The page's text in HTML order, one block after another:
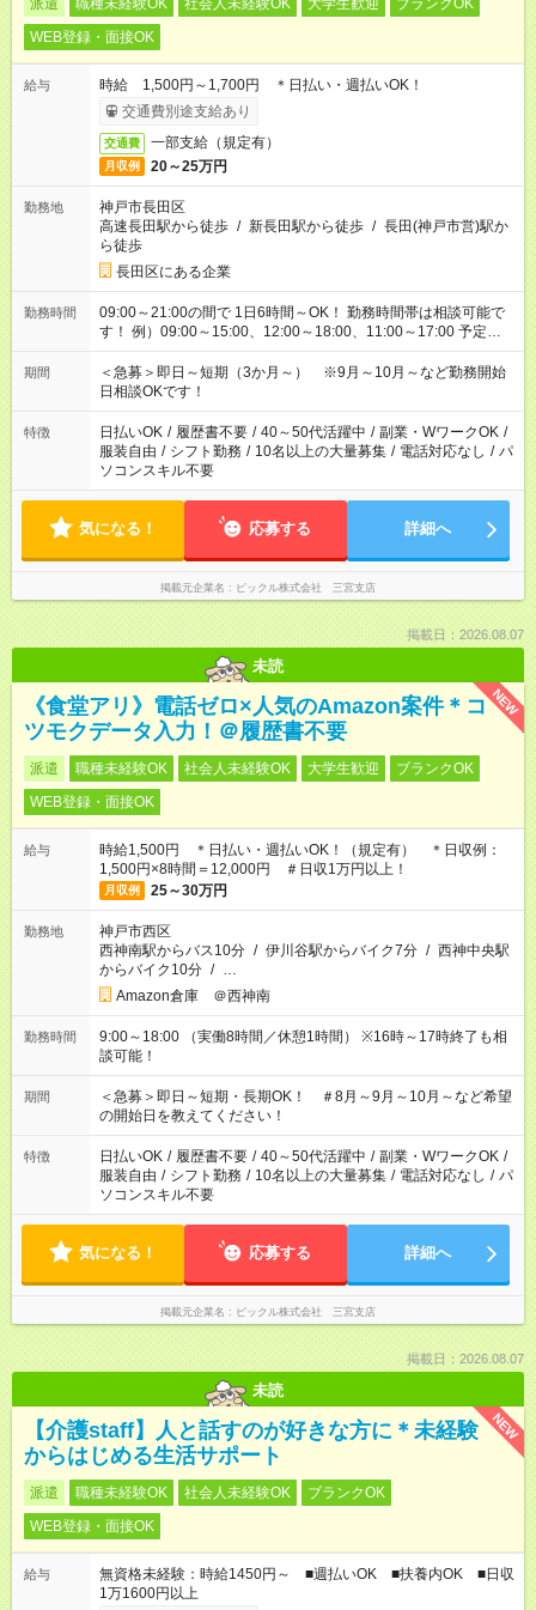
派遣 職種未経験OK 社会人未経験OK 大学生歓迎
ブランクOK
WEB登録・面接OK
給与
時給 1,500円～1,700円 ＊日払い・週払いOK！
交通費別途支給あり
交通費 一部支給（規定有）
月収例 20～25万円
勤務地
神戸市長田区
高速長田駅から徒歩 / 新長田駅から徒歩 / 長田(神戸市営)駅か
ら徒歩
長田区にある企業
勤務時間
09:00～21:00の間で 1日6時間～OK！ 勤務時間帯は相談可能で
す！ 例）09:00～15:00、12:00～18:00、11:00～17:00 予定の
ない日だけの勤務もOK☆ 未経験でも始められる高時給のお仕事
も多数！ ※お仕事により異なります。
期間
＜急募＞即日～短期（3か月～） ※9月～10月～など勤務開始
日相談OKです！
特徴 日払いOK / 履歴書不要 / 40～50代活躍中 / 副業・WワークOK /
服装自由 / シフト勤務 / 10名以上の大量募集 / 電話対応なし / パ
ソコンスキル不要
気になる！ 応募する 詳細へ
掲載元企業名 ピックル株式会社 三宮支店
掲載日：2026.08.07
未読
NEW
《食堂アリ》電話ゼロ×人気のAmazon案件＊コ
ツモクデータ入力！＠履歴書不要
派遣 職種未経験OK 社会人未経験OK 大学生歓迎
ブランクOK
WEB登録・面接OK
給与
時給1,500円 ＊日払い・週払いOK！（規定有） ＊日収例：
1,500円×8時間＝12,000円 ＃日収1万円以上！
月収例 25～30万円
勤務地
神戸市西区
西神南駅からバス10分 / 伊川谷駅からバイク7分 / 西神中央駅
からバイク10分 / …
Amazon倉庫 ＠西神南
勤務時間
9:00～18:00 （実働8時間／休憩1時間） ※16時～17時終了も相
談可能！
期間
＜急募＞即日～短期・長期OK！ ＃8月～9月～10月～など希望
の開始日を教えてください！
特徴 日払いOK / 履歴書不要 / 40～50代活躍中 / 副業・WワークOK /
服装自由 / シフト勤務 / 10名以上の大量募集 / 電話対応なし / パ
ソコンスキル不要
気になる！ 応募する 詳細へ
掲載元企業名 ピックル株式会社 三宮支店
掲載日：2026.08.07
未読
NEW
【介護staff】人と話すのが好きな方に＊未経験
からはじめる生活サポート
派遣 職種未経験OK 社会人未経験OK
ブランクOK
WEB登録・面接OK
給与
無資格未経験：時給1450円～ ■週払いOK ■扶養内OK ■日収
1万1600円以上